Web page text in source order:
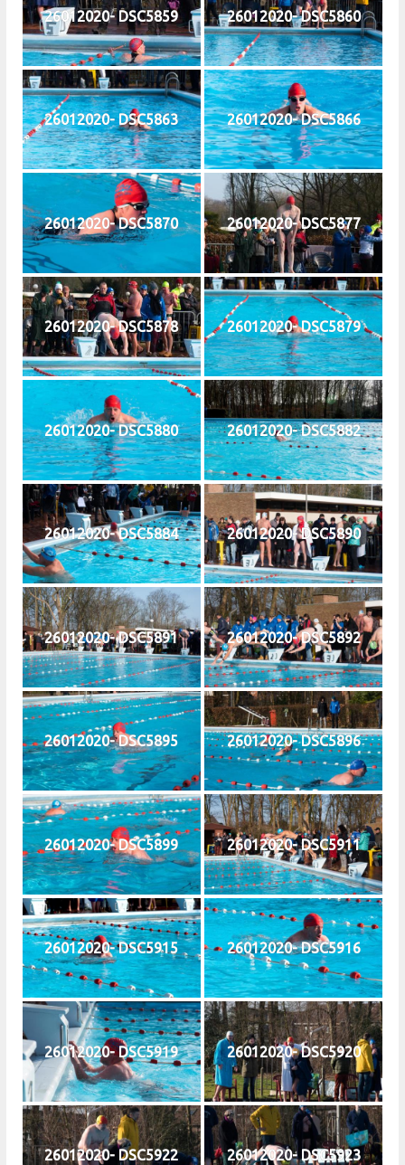
26012020- DSC5859 26012020- DSC5860
26012020- DSC5863 26012020- DSC5866
26012020- DSC5870 26012020- DSC5877
26012020- DSC5878 26012020- DSC5879
26012020- DSC5880 26012020- DSC5882
26012020- DSC5884 26012020- DSC5890
26012020- DSC5891 26012020- DSC5892
26012020- DSC5895 26012020- DSC5896
26012020- DSC5899 26012020- DSC5911
26012020- DSC5915 26012020- DSC5916
26012020- DSC5919 26012020- DSC5920
26012020- DSC5922 26012020- DSC5923